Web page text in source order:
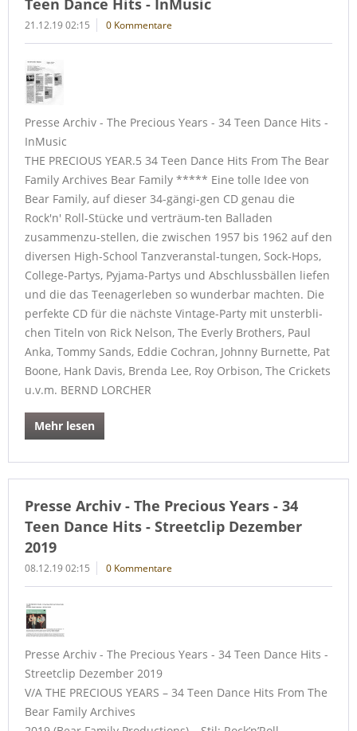
Teen Dance Hits - InMusic
21.12.19 02:15 0 Kommentare
Presse Archiv - The Precious Years - 34 Teen Dance Hits -
InMusic
THE PRECIOUS YEAR.5 34 Teen Dance Hits From The Bear
Family Archives Bear Family ***** Eine tolle Idee von
Bear Family, auf dieser 34-gängi-gen CD genau die
Rock'n' Roll-Stücke und verträum-ten Balladen
zusammenzu-stellen, die zwischen 1957 bis 1962 auf den
diversen High-School Tanzveranstal-tungen, Sock-Hops,
College-Partys, Pyjama-Partys und Abschlussbällen liefen
und die das Teenagerleben so wunderbar machten. Die
perfekte CD für die nächste Vintage-Party mit unsterbli-
chen Titeln von Rick Nelson, The Everly Brothers, Paul
Anka, Tommy Sands, Eddie Cochran, Johnny Burnette, Pat
Boone, Hank Davis, Brenda Lee, Roy Orbison, The Crickets
u.v.m. BERND LORCHER
Mehr lesen
Presse Archiv - The Precious Years - 34
Teen Dance Hits - Streetclip Dezember
2019
08.12.19 02:15 0 Kommentare
Presse Archiv - The Precious Years - 34 Teen Dance Hits -
Streetclip Dezember 2019
V/A THE PRECIOUS YEARS – 34 Teen Dance Hits From The
Bear Family Archives